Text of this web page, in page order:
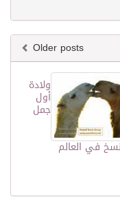
Older posts
ولادة
أول
جمل
في العالم